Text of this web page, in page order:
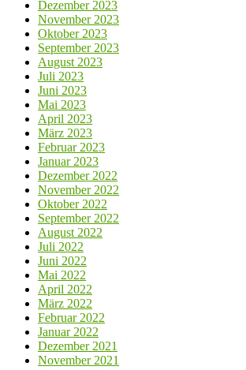
Dezember 2023
November 2023
Oktober 2023
September 2023
August 2023
Juli 2023
Juni 2023
Mai 2023
April 2023
März 2023
Februar 2023
Januar 2023
Dezember 2022
November 2022
Oktober 2022
September 2022
August 2022
Juli 2022
Juni 2022
Mai 2022
April 2022
März 2022
Februar 2022
Januar 2022
Dezember 2021
November 2021